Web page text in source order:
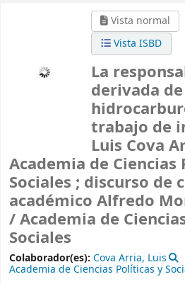
Vista normal
Vista ISBD
La
derivada
trabajo de
Luis Cova
Academia de Ciencias
Sociales ; discurso de
académico Alfredo
/Academia de
Sociales
Colaborador(es): Cova Arria, Luis
Academia de Ciencias Políticas y